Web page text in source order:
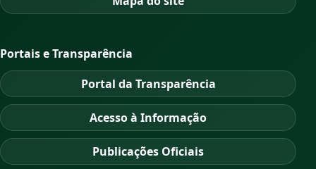
Portais e Transparência
Portal da Transparência
Acesso à Informação
Publicações Oficiais